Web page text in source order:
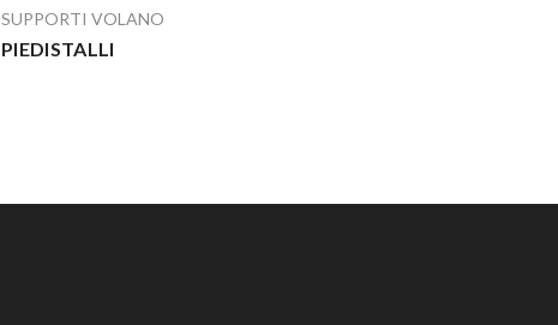
SUPPORTI VOLANO
PIEDISTALLI